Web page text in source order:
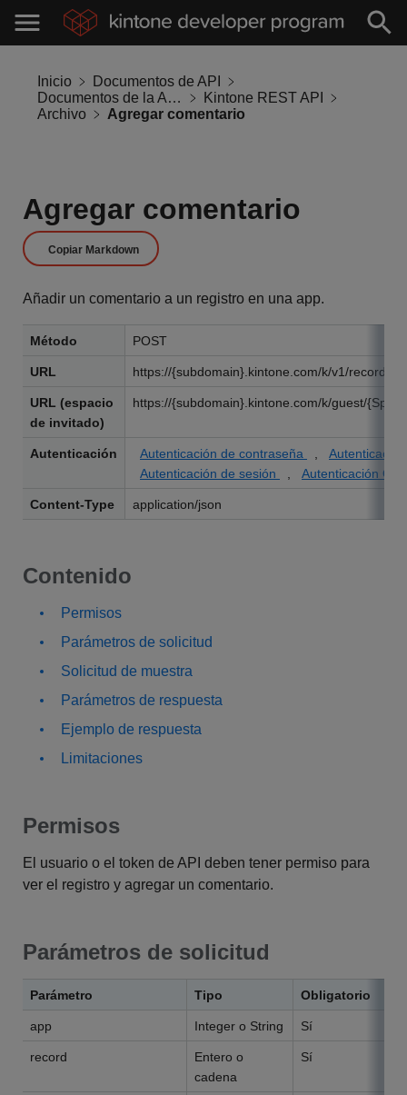
Inicio
Documentos de API
Documentos de la API de Kintone
Kintone REST API
Archivo
Agregar comentario
Agregar comentario
Copiar Markdown
Añadir un comentario a un registro en una app.
Método POST
URL https://{subdomain}.kintone.com/k/v1/record/
URL (espacio
de invitado)
https://{subdomain}.kintone.com/k/guest/
Autenticación Autenticación de contraseña
Autenticación de sesión
Autenticación
Content-Type application/json
Contenido
Permisos
Parámetros de solicitud
Solicitud de muestra
Parámetros de respuesta
Ejemplo de respuesta
Limitaciones
Permisos
El usuario o el token de API deben tener permiso para
ver el registro y agregar un comentario.
Parámetros de solicitud
Parámetro Tipo Obligatorio
app Integer o String Sí
record
Entero o
cadena
Sí